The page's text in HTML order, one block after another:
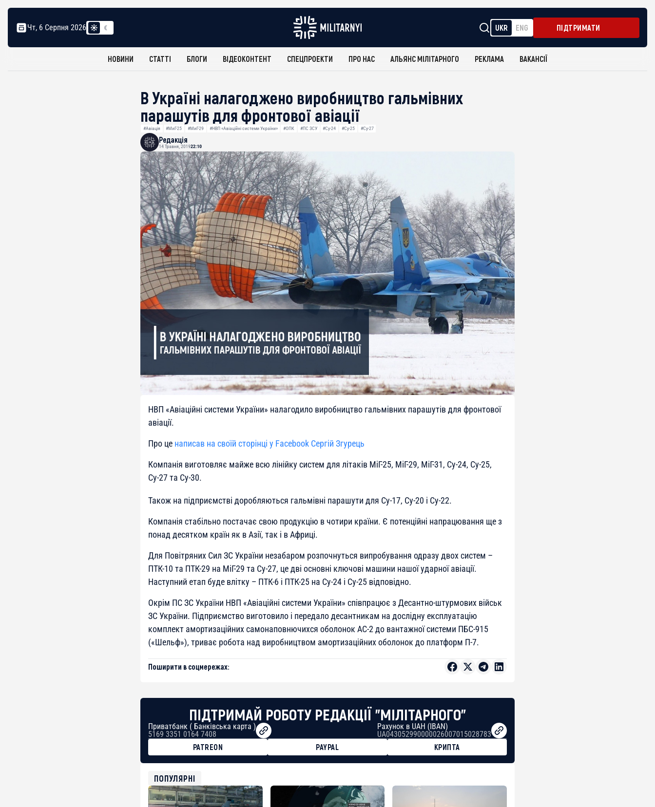
Чт, 6 Серпня 2026 UKR ENG ПІДТРИМАТИ
НОВИНИ СТАТТІ БЛОГИ ВІДЕОКОНТЕНТ СПЕЦПРОЕКТИ ПРО НАС АЛЬЯНС МІЛІТАРНОГО РЕКЛАМА ВАКАНСІЇ
В Україні налагоджено виробництво гальмівних
парашутів для фронтової авіації
#Авіація #МиГ-25 #МиГ-29 #НВП «Авіаційні системи України» #ОПК #ПС ЗСУ #Су-24 #Су-25 #Су-27
Редакція
14 Травня, 201922:10
НВП «Авіаційні системи України» налагодило виробництво гальмівних парашутів для фронтової
авіації.
Про це написав на своїй сторінці у Facebook Сергій Згурець
Компанія виготовляє майже всю лінійку систем для літаків МіГ-25, МіГ-29, МіГ-31, Су-24, Су-25,
Су-27 та Су-30.
Також на підприємстві доробляються гальмівні парашути для Су-17, Су-20 і Су-22.
Компанія стабільно постачає свою продукцію в чотири країни. Є потенційні напрацювання ще з
понад десятком країн як в Азії, так і в Африці.
Для Повітряних Сил ЗС України незабаром розпочнуться випробування одразу двох систем –
ПТК-10 та ПТК-29 на МіГ-29 та Су-27, це дві основні ключові машини нашої ударної авіації.
Наступний етап буде влітку – ПТК-6 і ПТК-25 на Су-24 і Су-25 відповідно.
Окрім ПС ЗС України НВП «Авіаційні системи України» співпрацює з Десантно-штурмових військ
ЗС України. Підприємство виготовило і передало десантникам на дослідну експлуатацію
комплект амортизаційних самонаповнючихся оболонок АС-2 до вантажної системи ПБС-915
(«Шельф»), триває робота над виробництвом амортизаційних оболонок до платформ П-7.
Поширити в соцмережах:
ПІДТРИМАЙ РОБОТУ РЕДАКЦІЇ "МІЛІТАРНОГО"
Приватбанк ( Банківська карта )
5169 3351 0164 7408
Рахунок в UAH (IBAN)
UA043052990000026007015028783
PATREON
PAYPAL
КРИПТА
USDT
0x8676644fA7B6d328310283cAC1065Ae01d97CEe7
ETH
0xfD02863D3289416fcF50975c9DFda13623f97758
ПОПУЛЯРНІ